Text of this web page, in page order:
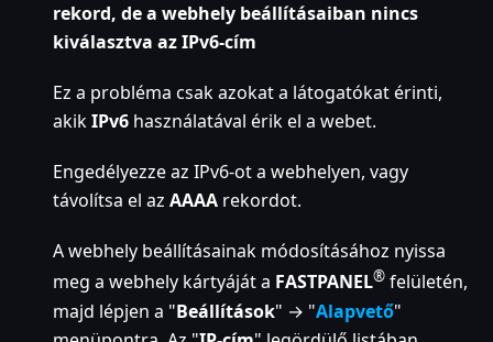
rekord, de a webhely beállításaiban nincs
kiválasztva az IPv6-cím
Ez a probléma csak azokat a látogatókat érinti,
akikIPv6 használatával érik el a webet.
Engedélyezze az IPv6-ot a webhelyen, vagy
távolítsa el az AAAA rekordot.
A webhely beállításainak módosításához nyissa
meg a webhely kártyáját a FASTPANEL® felületén,
majd lépjen a "Beállítások" → "Alapvető"